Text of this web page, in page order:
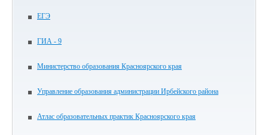
ЕГЭ
ГИА - 9
Министерство образования Красноярского края
Управление образования администрации Ирбейского района
Атлас образовательных практик Красноярского края